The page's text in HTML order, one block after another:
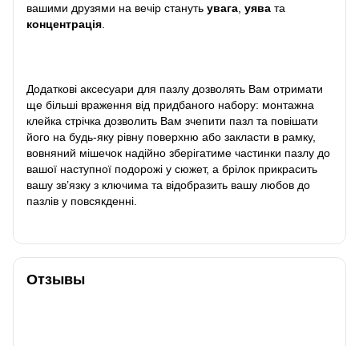
вашими друзями на вечір стануть увага уява та
концентрація
Додаткові аксесуари для пазлу дозволять Вам отримати
ще більші враження від придбаного набору: монтажна
клейка стрічка дозволить Вам зчепити пазл та повішати
його на будь-яку рівну поверхню або закласти в рамку,
вовняний мішечок надійно зберігатиме частинки пазлу до
вашої наступної подорожі у сюжет, а брілок прикрасить
вашу зв’язку з ключима та відобразить вашу любов до
пазлів у повсякденні.
Отзывы